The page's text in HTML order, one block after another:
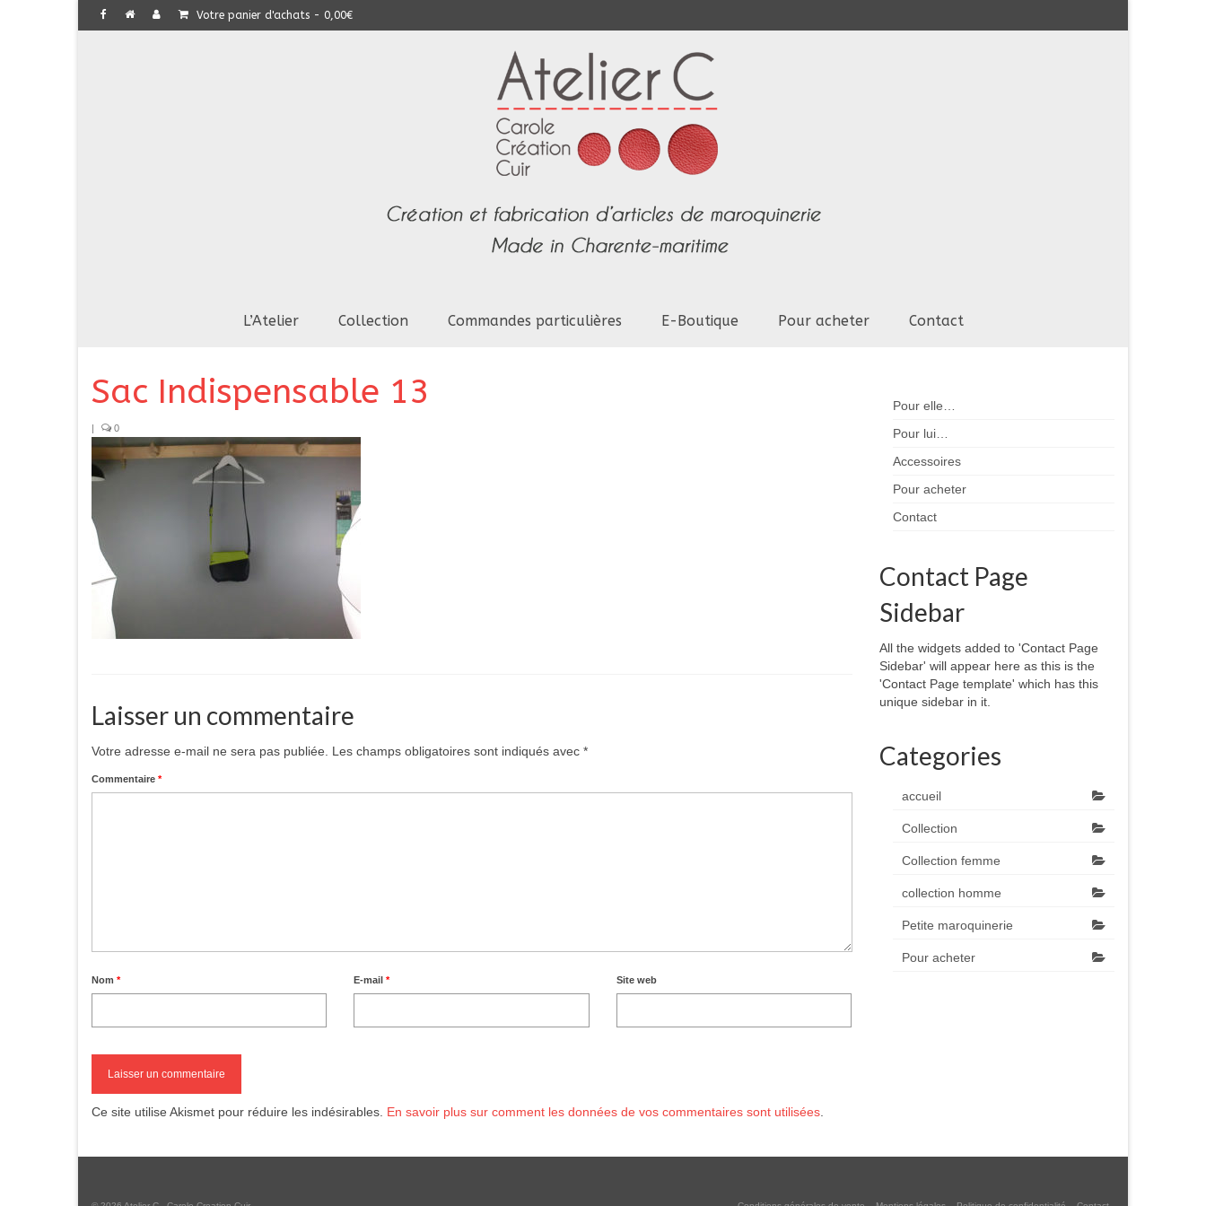
Votre panier d'achats - 0,00€
L’Atelier Collection Commandes particulières E-Boutique Pour acheter Contact
Sac Indispensable 13
| 0
Laisser un commentaire
Votre adresse e-mail ne sera pas publiée. Les champs obligatoires sont indiqués avec *
Commentaire *
Nom * E-mail* Site web
Ce site utilise Akismet pour réduire les indésirables. En savoir plus sur comment les données de vos commentaires sont utilisées
Pour elle…
Pour lui…
Accessoires
Pour acheter
Contact
Contact Page
Sidebar
All the widgets added to 'Contact Page
Sidebar' will appear here as this is the
'Contact Page template' which has this
unique sidebar in it.
Categories
accueil
Collection
Collection femme
collection homme
Petite maroquinerie
Pour acheter